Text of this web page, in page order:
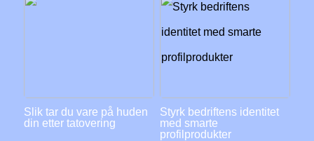
Slik tar du vare på huden
din etter tatovering
Styrk bedriftens identitet
med smarte
profilprodukter